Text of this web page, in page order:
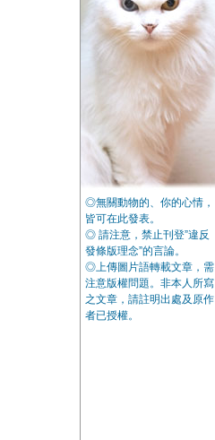
◎無關動物的、你的心情，
皆可在此發表。
◎ 請注意，禁止刊登”違反
發條版理念”的言論。
◎上傳圖片語轉載文章，需
注意版權問題。非本人所寫
之文章，請註明出處及原作
者已授權。